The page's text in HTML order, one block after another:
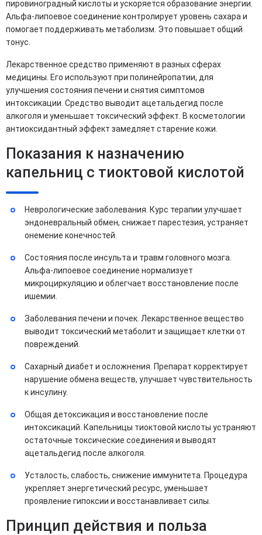
пировиноградный кислоты и ускоряется образование энергии.
Альфа-липоевое соединение контролирует уровень сахара и
помогает поддерживать метаболизм. Это повышает общий
тонус.
Лекарственное средство применяют в разных сферах
медицины. Его используют при полинейропатии, для
улучшения состояния печени и снятия симптомов
интоксикации. Средство выводит ацетальдегид после
алкоголя и уменьшает токсический эффект. В косметологии
антиоксидантный эффект замедляет старение кожи.
Показания к назначению
капельниц с тиоктовой кислотой
Неврологические заболевания. Курс терапии улучшает
эндоневральный обмен, снижает парестезия, устраняет
онемение конечностей.
Состояния после инсульта и травм головного мозга.
Альфа-липоевое соединение нормализует
микроциркуляцию и облегчает восстановление после
ишемии.
Заболевания печени и почек. Лекарственное вещество
выводит токсический метаболит и защищает клетки от
повреждений.
Сахарный диабет и осложнения. Препарат корректирует
нарушение обмена веществ, улучшает чувствительность
к инсулину.
Общая детоксикация и восстановление после
интоксикаций. Капельницы тиоктовой кислоты устраняют
остаточные токсические соединения и выводят
ацетальдегид после алкоголя.
Усталость, слабость, снижение иммунитета. Процедура
укрепляет энергетический ресурс, уменьшает
проявление гипоксии и восстанавливает силы.
Принцип действия и польза